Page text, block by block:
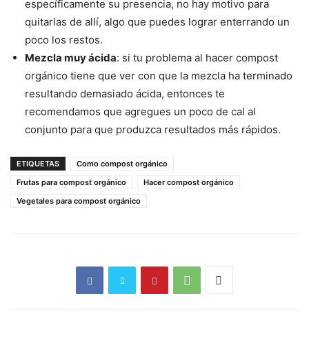
específicamente su presencia, no hay motivo para
quitarlas de allí, algo que puedes lograr enterrando un
poco los restos.
Mezcla muy ácida: si tu problema al hacer compost
orgánico tiene que ver con que la mezcla ha terminado
resultando demasiado ácida, entonces te
recomendamos que agregues un poco de cal al
conjunto para que produzca resultados más rápidos.
ETIQUETAS
Como compost orgánico
Frutas para compost orgánico
Hacer compost orgánico
Vegetales para compost orgánico